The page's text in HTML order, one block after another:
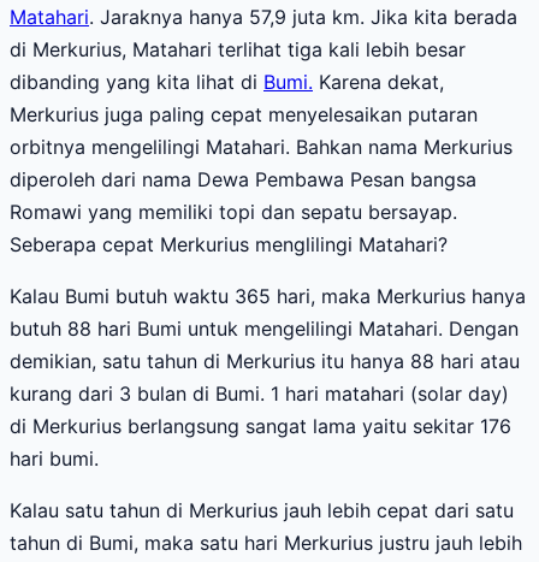
Matahari. Jaraknya hanya 57,9 juta km. Jika kita berada
di Merkurius, Matahari terlihat tiga kali lebih besar
dibanding yang kita lihat di Bumi. Karena dekat,
Merkurius juga paling cepat menyelesaikan putaran
orbitnya mengelilingi Matahari. Bahkan nama Merkurius
diperoleh dari nama Dewa Pembawa Pesan bangsa
Romawi yang memiliki topi dan sepatu bersayap.
Seberapa cepat Merkurius menglilingi Matahari?
Kalau Bumi butuh waktu 365 hari, maka Merkurius hanya
butuh 88 hari Bumi untuk mengelilingi Matahari. Dengan
demikian, satu tahun di Merkurius itu hanya 88 hari atau
kurang dari 3 bulan di Bumi. 1 hari matahari (solar day)
di Merkurius berlangsung sangat lama yaitu sekitar 176
hari bumi.
Kalau satu tahun di Merkurius jauh lebih cepat dari satu
tahun di Bumi, maka satu hari Merkurius justru jauh lebih